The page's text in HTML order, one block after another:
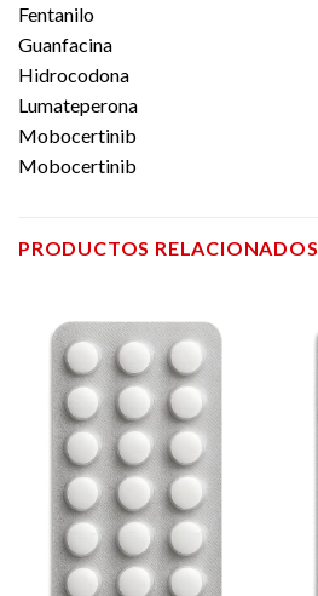
Fentanilo
Guanfacina
Hidrocodona
Lumateperona
Mobocertinib
Mobocertinib
PRODUCTOS RELACIONADOS